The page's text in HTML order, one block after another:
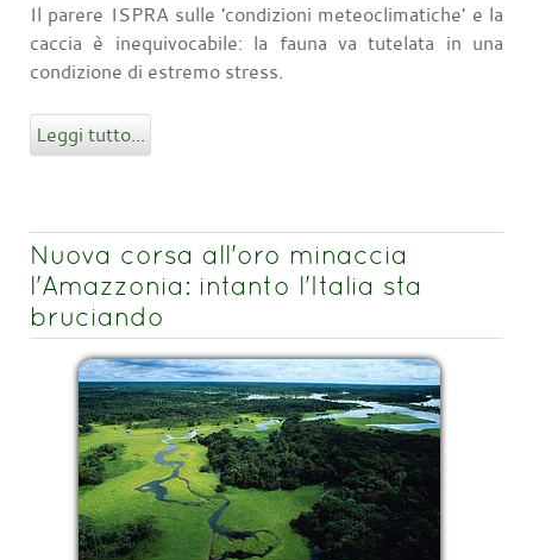
Il parere ISPRA sulle 'condizioni meteoclimatiche' e la
caccia è inequivocabile: la fauna va tutelata in una
condizione di estremo stress.
Leggi tutto...
Nuova corsa all'oro minaccia
l'Amazzonia: intanto l'Italia sta
bruciando